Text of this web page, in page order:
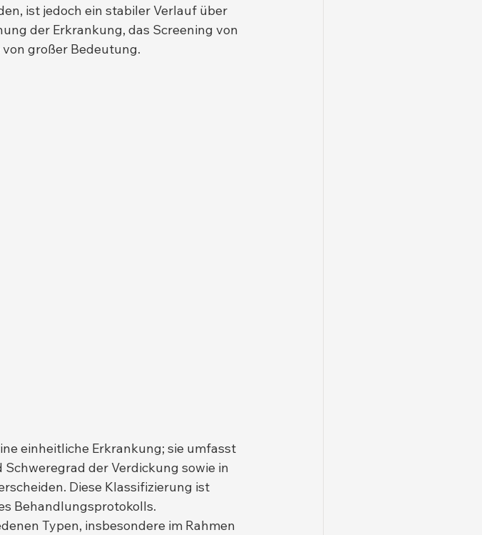
ist jedoch ein stabiler Verlauf über
der Erkrankung, das Screening von
großer Bedeutung.
einheitliche Erkrankung; sie umfasst
Schweregrad der Verdickung sowie in
Diese Klassifizierung ist
Behandlungsprotokolls.
Typen, insbesondere im Rahmen